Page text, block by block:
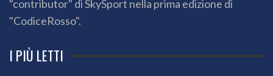
"contributor" di SkySport nella prima edizione di
"CodiceRosso".
I PIÙ LETTI